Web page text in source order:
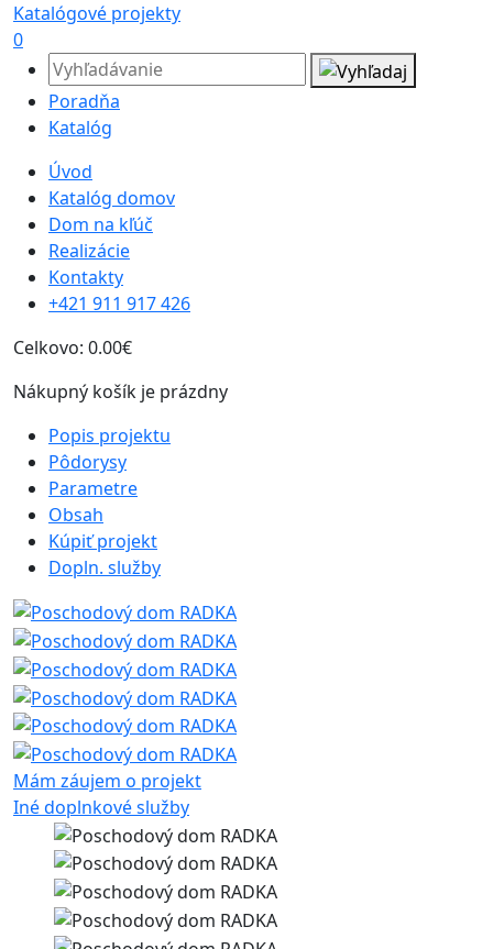
Katalógové projekty
0
Poradňa
Katalóg
Úvod
Katalóg domov
Dom na kľúč
Realizácie
Kontakty
+421 911 917 426
Celkovo: 0.00€
Nákupný košík je prázdny
Popis projektu
Pôdorysy
Parametre
Obsah
Kúpiť projekt
Dopln. služby
Mám záujem o projekt
Iné doplnkové služby